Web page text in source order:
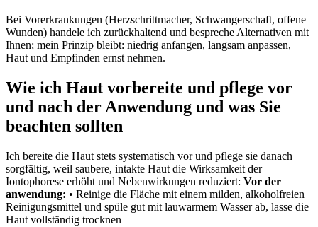
Bei⁢ Vorerkrankungen (Herzschrittmacher, Schwangerschaft,​ offene
Wunden) handele ‌ich zurückhaltend und bespreche Alternativen mit
⁤Ihnen; mein Prinzip bleibt:⁢ niedrig‍ anfangen, ‌langsam anpassen,
Haut und ⁤Empfinden ⁣ernst ‍nehmen.
Wie ‌ich Haut vorbereite und pflege vor
und nach der Anwendung und was Sie
beachten sollten
Ich⁢ bereite die Haut stets systematisch vor und pflege sie danach
sorgfältig, weil saubere, intakte Haut​ die Wirksamkeit der
Iontophorese erhöht und Nebenwirkungen reduziert: Vor ​der‌
anwendung: • Reinige die Fläche⁣ mit‍ einem ‌milden, alkoholfreien
Reinigungsmittel und spüle⁢ gut⁤ mit⁤ lauwarmem Wasser​ ab, lasse ⁤die
Haut⁤ vollständig trocknen